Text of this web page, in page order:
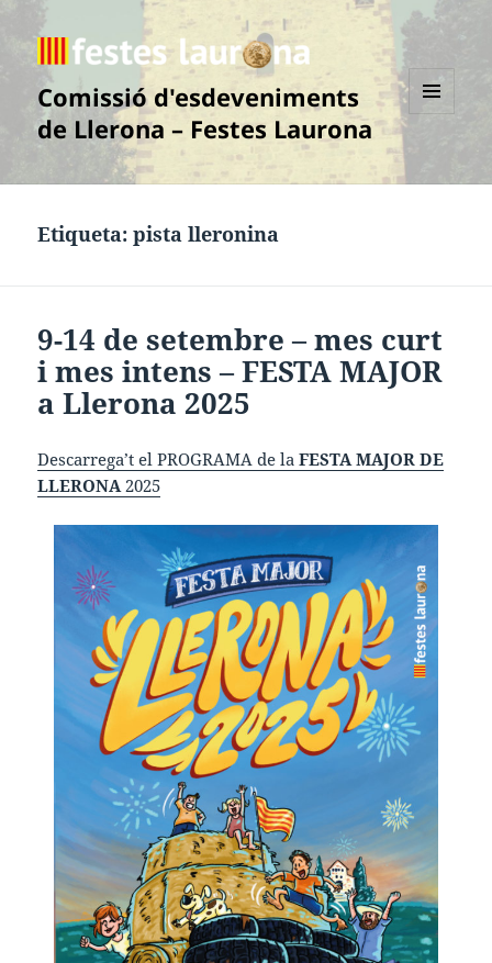
Comissió d'esdeveniments
de Llerona – Festes Laurona
Etiqueta:pista lleronina
9-14 de setembre – mes curt
i mes intens – FESTA MAJOR
a Llerona 2025
Descarrega’t el PROGRAMA de laFESTA MAJOR DE
LLERONA2025